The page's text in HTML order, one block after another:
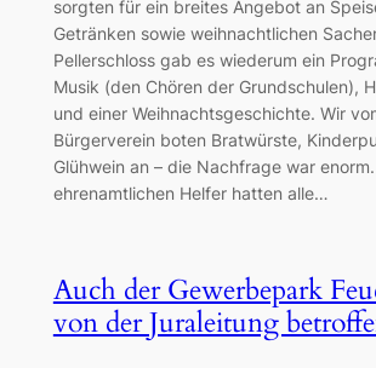
sorgten für ein breites Angebot an
Getränken sowie weihnachtlichen
Pellerschloss gab es wiederum ein
Musik (den Chören der Grundschulen),
und einer Weihnachtsgeschichte. Wir
Bürgerverein boten Bratwürste,
Glühwein an – die Nachfrage war
ehrenamtlichen Helfer hatten alle…
Auch der Gewerbepark
von der Juraleitung